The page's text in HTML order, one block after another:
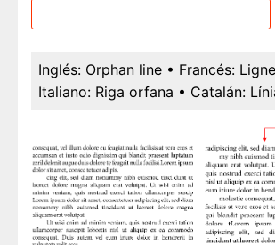
Inglés: Orphan line • Francés:
Italiano: Riga orfana • Catalán: